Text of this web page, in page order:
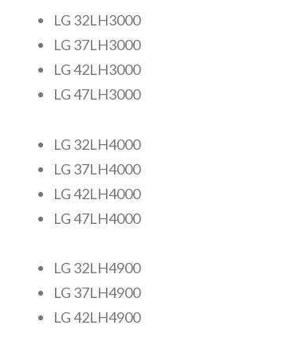
LG 32LH3000
LG 37LH3000
LG 42LH3000
LG 47LH3000
LG 32LH4000
LG 37LH4000
LG 42LH4000
LG 47LH4000
LG 32LH4900
LG 37LH4900
LG 42LH4900